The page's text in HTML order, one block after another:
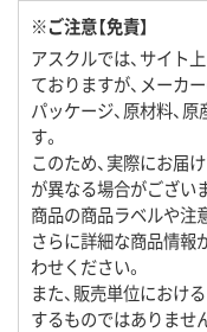
※ご注意【免責】
アスクルでは、サイト
ておりますが、メーカー
パッケージ、原材料、
す。
このため、実際にお届
が異なる場合がござい
商品の商品ラベルや注
さらに詳細な商品情報
わせください。
また、販売単位におけ
するものではありませ